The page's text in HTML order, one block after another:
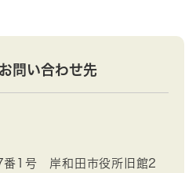
問い合わせ先
番1号 岸和田市役所旧館2